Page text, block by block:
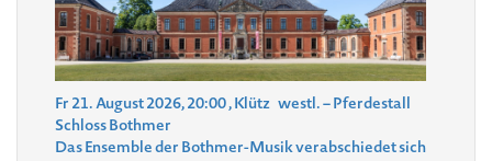
Fr 21. August 2026, 20:00, Klütz westl. – Pferdestall
Schloss Bothmer
Das Ensemble der Bothmer-Musik verabschiedet sich